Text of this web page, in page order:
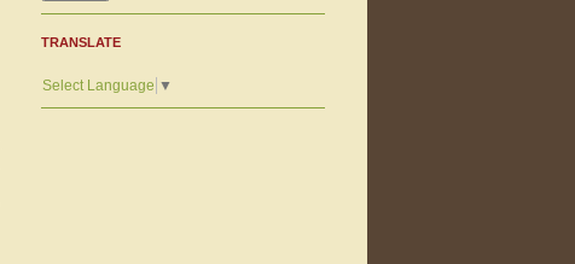
TRANSLATE
Select Language ▼